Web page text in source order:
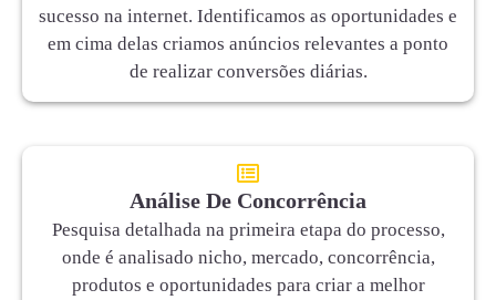
sucesso na internet. Identificamos as oportunidades e
em cima delas criamos anúncios relevantes a ponto
de realizar conversões diárias.
Análise De Concorrência
Pesquisa detalhada na primeira etapa do processo,
onde é analisado nicho, mercado, concorrência,
produtos e oportunidades para criar a melhor